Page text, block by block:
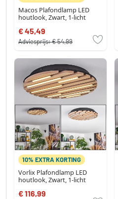
Macos Plafondlamp LED
houtlook, Zwart, 1-licht
€ 45,49
Adviesprijs:€ 54,99
10% EXTRA KORTING
Vorlix Plafondlamp LED
houtlook, Zwart, 1-licht
€ 116,99